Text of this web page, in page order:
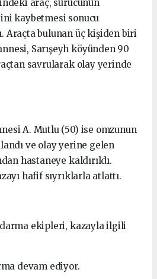
araç, sürücünün
kaybetmesi sonucu
Araçta bulunan üç kişiden biri
Sarışeyh köyünden 90
savrularak olay yerinde
A. Mutlu (50) ise omzunun
ve olay yerine gelen
hastaneye kaldırıldı.
hafif sıyrıklarla atlattı.
ekipleri, kazayla ilgili
devam ediyor.